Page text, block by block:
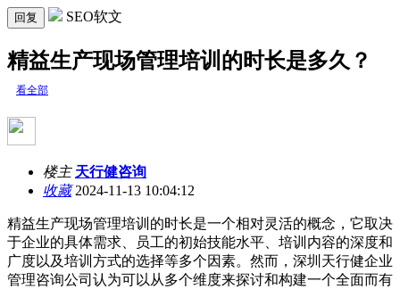
回复 SEO软文
精益生产现场管理培训的时长是多久？
看全部
楼主 天行健咨询
收藏2024-11-13 10:04:12
精益生产现场管理培训的时长是一个相对灵活的概念，它取决
于企业的具体需求、员工的初始技能水平、培训内容的深度和
广度以及培训方式的选择等多个因素。然而，深圳天行健企业
管理咨询公司认为可以从多个维度来探讨和构建一个全面而有